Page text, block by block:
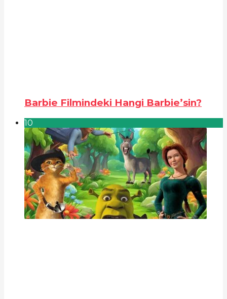
Barbie Filmindeki Hangi Barbie’sin?
10